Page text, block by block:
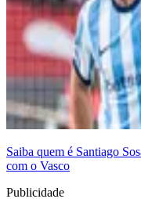
Saiba quem é Santiago
com o Vasco
Publicidade